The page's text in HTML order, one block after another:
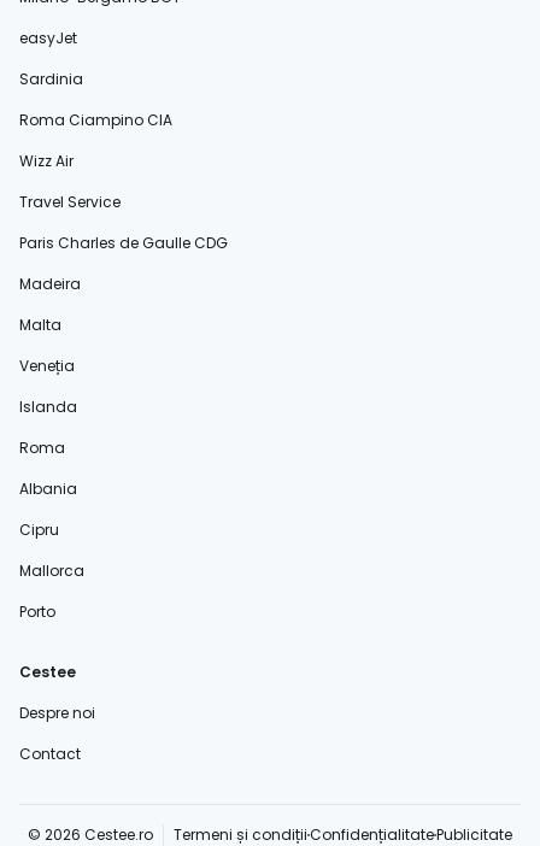
easyJet
Sardinia
Roma Ciampino CIA
Wizz Air
Travel Service
Paris Charles de Gaulle CDG
Madeira
Malta
Veneția
Islanda
Roma
Albania
Cipru
Mallorca
Porto
Cestee
Despre noi
Contact
© 2026 Cestee.ro Termeni și condițiiConfidențialitatePublicitate